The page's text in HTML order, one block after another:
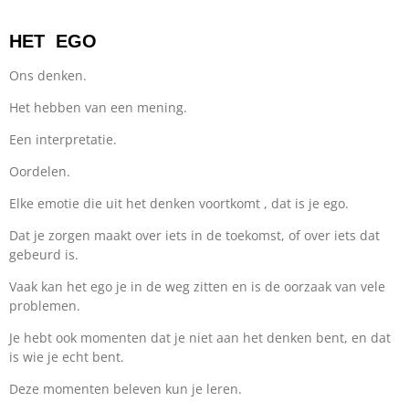
HET EGO
Ons denken.
Het hebben van een mening.
Een interpretatie.
Oordelen.
Elke emotie die uit het denken voortkomt , dat is je ego.
Dat je zorgen maakt over iets in de toekomst, of over iets dat
gebeurd is.
Vaak kan het ego je in de weg zitten en is de oorzaak van vele
problemen.
Je hebt ook momenten dat je niet aan het denken bent, en dat
is wie je echt bent.
Deze momenten beleven kun je leren.